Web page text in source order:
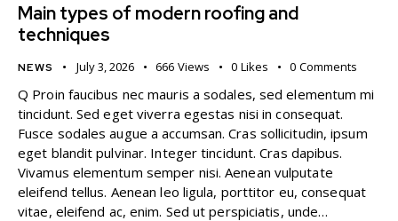
Main types of modern roofing and
techniques
NEWS July 3, 2026 666 Views 0 Likes 0 Comments
Q Proin faucibus nec mauris a sodales, sed elementum mi
tincidunt. Sed eget viverra egestas nisi in consequat.
Fusce sodales augue a accumsan. Cras sollicitudin, ipsum
eget blandit pulvinar. Integer tincidunt. Cras dapibus.
Vivamus elementum semper nisi. Aenean vulputate
eleifend tellus. Aenean leo ligula, porttitor eu, consequat
vitae, eleifend ac, enim. Sed ut perspiciatis, unde…